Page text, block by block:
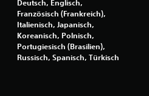
8
1
Deutsch, Englisch,
Französisch (Frankreich),
Italienisch, Japanisch,
Koreanisch, Polnisch,
Portugiesisch (Brasilien),
Russisch, Spanisch, Türkisch